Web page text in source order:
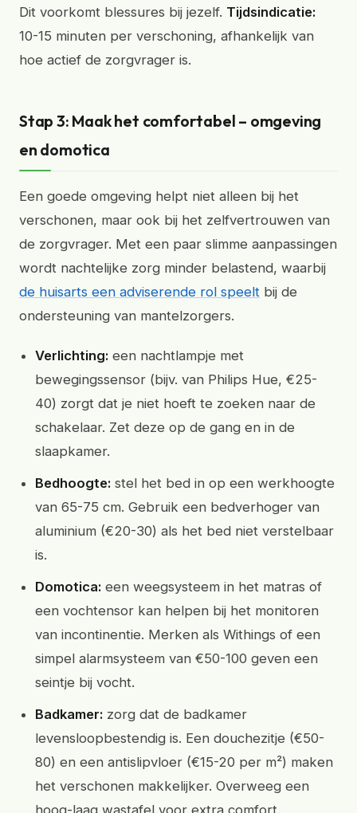
Dit voorkomt blessures bij jezelf. Tijdsindicatie:
10-15 minuten per verschoning, afhankelijk van
hoe actief de zorgvrager is.
Stap 3: Maak het comfortabel – omgeving
en domotica
Een goede omgeving helpt niet alleen bij het
verschonen, maar ook bij het zelfvertrouwen van
de zorgvrager. Met een paar slimme aanpassingen
wordt nachtelijke zorg minder belastend, waarbij
de huisarts een adviserende rol speelt bij de
ondersteuning van mantelzorgers.
Verlichting: een nachtlampje met
bewegingssensor (bijv. van Philips Hue, €25-
40) zorgt dat je niet hoeft te zoeken naar de
schakelaar. Zet deze op de gang en in de
slaapkamer.
Bedhoogte: stel het bed in op een werkhoogte
van 65-75 cm. Gebruik een bedverhoger van
aluminium (€20-30) als het bed niet verstelbaar
is.
Domotica: een weegsysteem in het matras of
een vochtensor kan helpen bij het monitoren
van incontinentie. Merken als Withings of een
simpel alarmsysteem van €50-100 geven een
seintje bij vocht.
Badkamer: zorg dat de badkamer
levensloopbestendig is. Een douchezitje (€50-
80) en een antislipvloer (€15-20 per m²) maken
het verschonen makkelijker. Overweeg een
hoog-laag wastafel voor extra comfort.